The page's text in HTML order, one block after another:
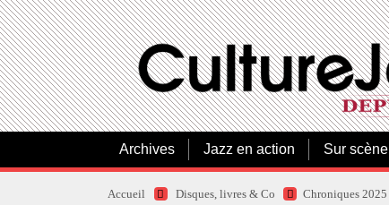
Archives Jazz en action Sur scène
Accueil Disques, livres & Co Chroniques 2025